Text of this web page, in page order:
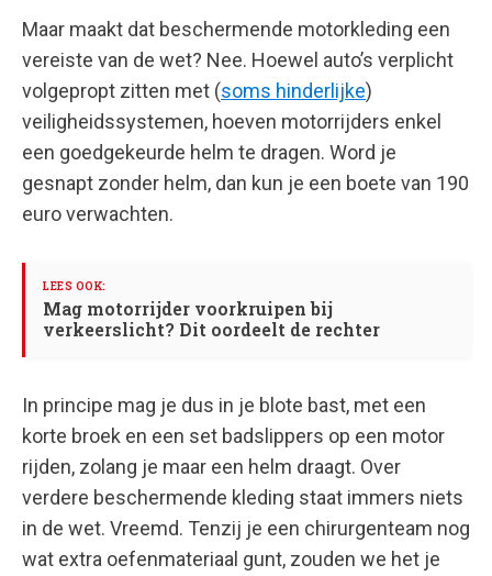
Maar maakt dat beschermende motorkleding een
vereiste van de wet? Nee. Hoewel auto’s verplicht
volgepropt zitten met (soms hinderlijke)
veiligheidssystemen, hoeven motorrijders enkel
een goedgekeurde helm te dragen. Word je
gesnapt zonder helm, dan kun je een boete van 190
euro verwachten.
Mag motorrijder voorkruipen bij
verkeerslicht? Dit oordeelt de rechter
In principe mag je dus in je blote bast, met een
korte broek en een set badslippers op een motor
rijden, zolang je maar een helm draagt. Over
verdere beschermende kleding staat immers niets
in de wet. Vreemd. Tenzij je een chirurgenteam nog
wat extra oefenmateriaal gunt, zouden we het je